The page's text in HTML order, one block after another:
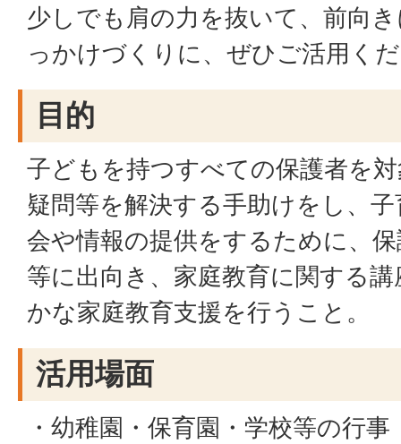
少しでも肩の力を抜いて、前向
っかけづくりに、ぜひご活用く
目的
子どもを持つすべての保護者を
疑問等を解決する手助けをし、
会や情報の提供をするために、
等に出向き、家庭教育に関する
かな家庭教育支援を行うこと。
活用場面
・幼稚園・保育園・学校等の行